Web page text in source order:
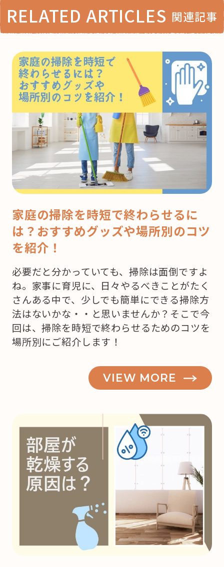
RELATED ARTICLES 関連記事
家庭の掃除を時短で終わらせるに
は？おすすめグッズや場所別のコツ
を紹介！
必要だと分かっていても、掃除は面倒ですよ
ね。家事に育児に、日々やるべきことがたく
さんある中で、少しでも簡単にできる掃除方
法はないかな・・と思いませんか？そこで今
回は、掃除を時短で終わらせるためのコツを
場所別にご紹介します！
VIEW MORE